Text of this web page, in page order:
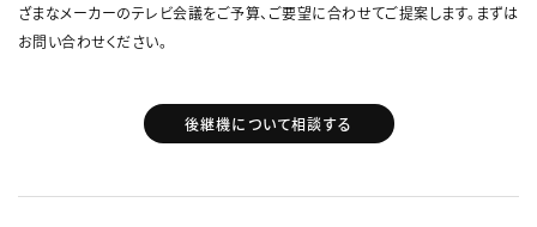
ざまなメーカーのテレビ会議をご予算、ご要望に合わせてご提案します。まずは
お問い合わせください。
後継機について相談する